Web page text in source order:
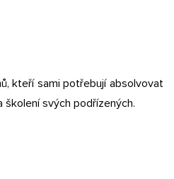
kteří sami potřebují absolvovat
svých podřízených.